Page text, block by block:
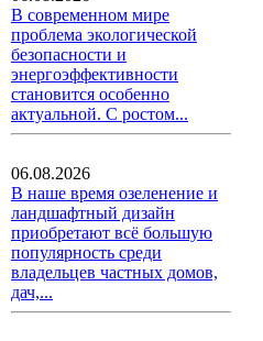
В современном мире
проблема экологической
безопасности и
энергоэффективности
становится особенно
актуальной. С ростом...
06.08.2026
В наше время озеленение и
ландшафтный дизайн
приобретают всё большую
популярность среди
владельцев частных домов,
дач,...